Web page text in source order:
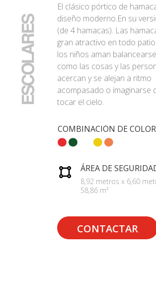
El clásico pórtico de
diseño moderno.En su
(de 4 hamacas). Las
gran atractivo en todo
los niños aman
como las cosas y las
acercan y se alejan a ritmo
acompasado o imaginarse
tocar el cielo.
COMBINACIÓN DE
ÁREA DE
8,92 metros x 6,60
58,86 m²
CONTACTAR